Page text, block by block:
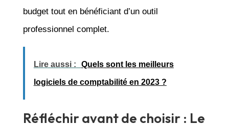
budget tout en bénéficiant d’un outil
professionnel complet.
Lire aussi : Quels sont les meilleurs
logiciels de comptabilité en 2023 ?
Réfléchir avant de choisir : Le